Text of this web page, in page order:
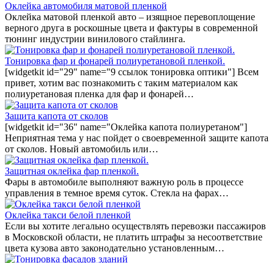
Оклейка автомобиля матовой пленкой
Оклейка матовой пленкой авто – изящное перевоплощение
верного друга в роскошные цвета и фактуры в современной
тюнинг индустрии винилового стайлинга.
Тонировка фар и фонарей полиуретановой пленкой.
[widgetkit id="29" name="9 ссылок тонировка оптики"] Всем
привет, хотим вас познакомить с таким материалом как
полиуретановая пленка для фар и фонарей…
Защита капота от сколов
[widgetkit id="36" name="Оклейка капота полиуретаном"]
Неприятная тема у нас пойдет о своевременной защите капота
от сколов. Новый автомобиль или…
Защитная оклейка фар пленкой.
Фары в автомобиле выполняют важную роль в процессе
управления в темное время суток. Стекла на фарах…
Оклейка такси белой пленкой
Если вы хотите легально осуществлять перевозки пассажиров
в Московской области, не платить штрафы за несоответствие
цвета кузова авто законодательно установленным…